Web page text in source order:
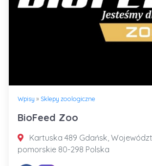
Wpisy » Sklepy zoologiczne
BioFeed Zoo
Kartuska 489 Gdańsk,
pomorskie 80-298 Polska